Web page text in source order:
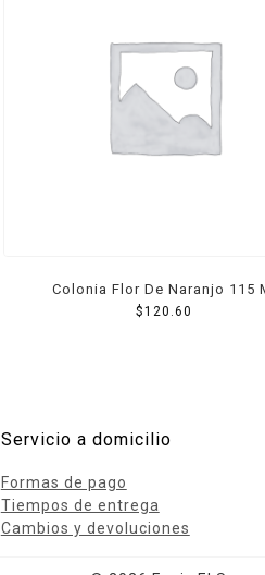
Colonia Flor De Naranjo 115
$120.60
Servicio a domicilio
Formas de pago
Tiempos de entrega
Cambios y devoluciones